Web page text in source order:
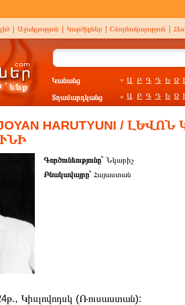
Աջակցություն Կարծիքներ Շնորհակալություն
Կանանց » Ա Բ Գ Դ Ե Զ
Տղամարդկանց » Ա Բ Գ Դ Ե Զ
HARUTYUNI /
Գործունեությունը` Նկարիչ
Բնակավայրը` Հայաստան
Կիսլովոդսկ (Ռուսաստան):